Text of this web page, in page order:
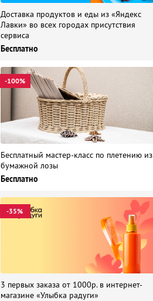
Доставка продуктов и еды из «Яндекс
Лавки» во всех городах присутствия
сервиса
Бесплатно
-100%
Бесплатный мастер-класс по плетению из
бумажной лозы
Бесплатно
-35%
3 первых заказа от 1000р. в интернет-
магазине «Улыбка радуги»